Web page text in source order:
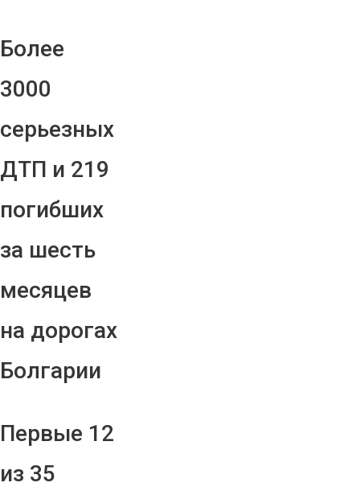
Более
3000
серьезных
ДТП и 219
погибших
за шесть
месяцев
на дорогах
Болгарии
Первые 12
из 35